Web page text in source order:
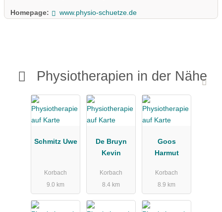
Homepage: www.physio-schuetze.de
Physiotherapien in der Nähe
Schmitz Uwe
Korbach
9.0 km
De Bruyn
Kevin
Korbach
8.4 km
Goos
Harmut
Korbach
8.9 km